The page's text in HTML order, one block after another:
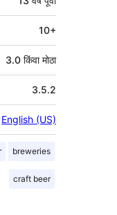
10+
3.0 किंवा मोठा
3.5.2
English (US)
breweries
craft beer